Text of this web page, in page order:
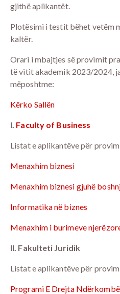
gjithë aplikantët.
Plotësimi i testit bëhet vetëm
kaltër.
Orari i mbajtjes së provimit
të vitit akademik 2023/2024,
mëposhtme:
Kërko Sallën
I. Faculty of Business
Listat e aplikantëve për
Menaxhim biznesi
Menaxhim biznesi gjuhë
Informatika në biznes
Menaxhim i burimeve
II. Fakulteti Juridik
Listat e aplikantëve për
Programi E Drejta